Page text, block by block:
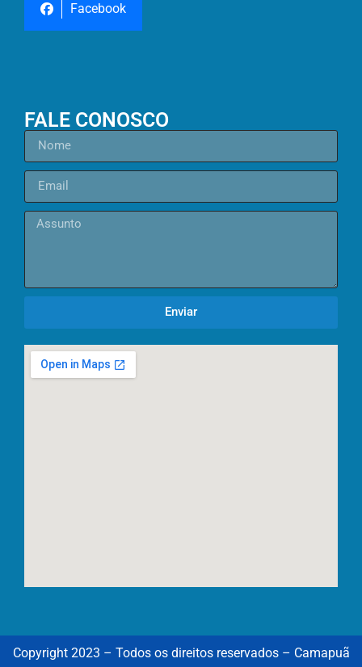
Facebook
FALE CONOSCO
Enviar
Copyright 2023 – Todos os direitos reservados – Camapuã